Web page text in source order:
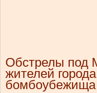
Обстрелы под
жителей
бомбоубежища